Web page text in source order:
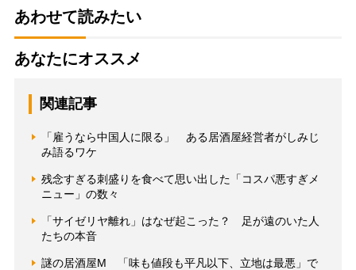
あわせて読みたい
あなたにオススメ
関連記事
「雇うなら中国人に限る」 ある居酒屋経営者がしみじ
み語るワケ
残念すぎる刺盛りを食べて思い出した「コスパ悪すぎメ
ニュー」の数々
「サイゼリヤ離れ」はなぜ起こった？ 足が遠のいた人
たちの本音
謎の居酒屋M 「味も値段も平凡以下、立地は最悪」で